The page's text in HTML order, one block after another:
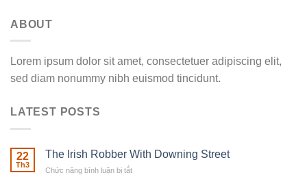
ABOUT
Lorem ipsum dolor sit amet, consectetuer adipiscing elit,
sed diam nonummy nibh euismod tincidunt.
LATEST POSTS
22
Th3
The Irish Robber With Downing Street
Chức năng bình luận bị tắt